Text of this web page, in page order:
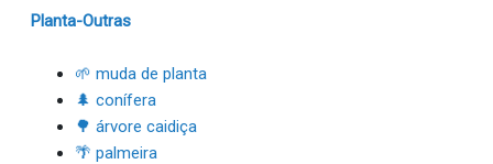
Planta-Outras
🌱 muda de planta
🌲 conífera
🌳 árvore caidiça
🌴 palmeira